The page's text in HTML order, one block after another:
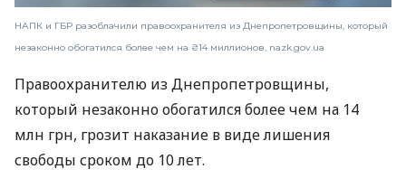
НАПК и ГБР разоблачили правоохранителя из Днепропетровщины, который
незаконно обогатился более чем на ₴14 миллионов, nazk.gov.ua
Правоохранителю из Днепропетровщины,
который незаконно обогатился более чем на 14
млн грн, грозит наказание в виде лишения
свободы сроком до 10 лет.